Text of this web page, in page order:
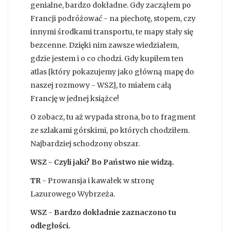
genialne, bardzo dokładne. Gdy zacząłem po
Francji podróżować - na piechotę, stopem, czy
innymi środkami transportu, te mapy stały się
bezcenne. Dzięki nim zawsze wiedziałem,
gdzie jestem i o co chodzi. Gdy kupiłem ten
atlas [który pokazujemy jako główną mapę do
naszej rozmowy - WSZ], to miałem całą
Francję w jednej książce!
O zobacz, tu aż wypada strona, bo to fragment
ze szlakami górskimi, po których chodziłem.
Najbardziej schodzony obszar.
WSZ - Czyli jaki? Bo Państwo nie widzą.
TR- Prowansja i kawałek w stronę
Lazurowego Wybrzeża.
WSZ - Bardzo dokładnie zaznaczono tu
odległości.